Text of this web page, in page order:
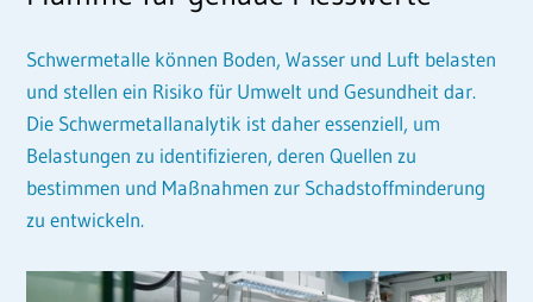
Schwermetalle können Boden, Wasser und Luft belasten
und stellen ein Risiko für Umwelt und Gesundheit dar.
Die Schwermetallanalytik ist daher essenziell, um
Belastungen zu identifizieren, deren Quellen zu
bestimmen und Maßnahmen zur Schadstoffminderung
zu entwickeln.